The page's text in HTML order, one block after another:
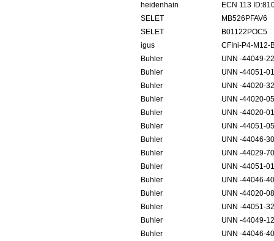
heidenhain
ECN 113
SELET
MB526PFAV6
SELET
B01122POC5
igus
CFIni-P4-M12-
Buhler
UNN -44049-
Buhler
UNN -44051-
Buhler
UNN -44020-
Buhler
UNN -44020-
Buhler
UNN -44020-
Buhler
UNN -44051-
Buhler
UNN -44046-
Buhler
UNN -44029-
Buhler
UNN -44051-
Buhler
UNN -44046-
Buhler
UNN -44020-
Buhler
UNN -44051-
Buhler
UNN -44049-
Buhler
UNN -44046-